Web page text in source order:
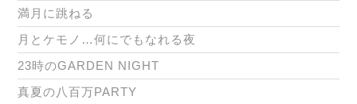
満月に跳ねる
月とケモノ…何にでもなれる夜
23時のGARDEN NIGHT
真夏の八百万PARTY